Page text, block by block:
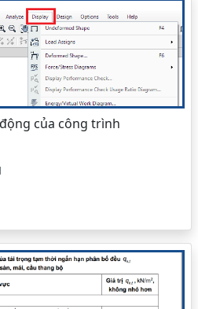
của công trình